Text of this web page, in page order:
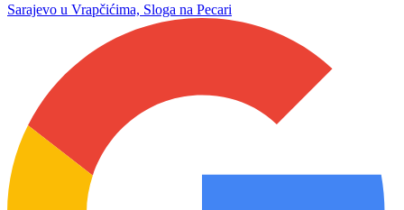
Zrinjski savladao Čelik u Zenici rezultatom 3:1